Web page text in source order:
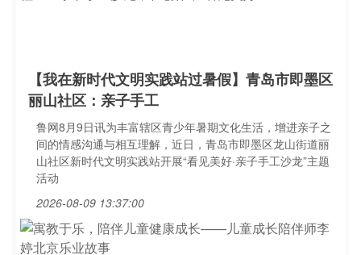
【我在新时代文明实践站过暑假】青岛市即墨区
丽山社区：亲子手工
鲁网8月9日讯为丰富辖区青少年暑期文化生活，增进亲子之
间的情感沟通与相互理解，近日，青岛市即墨区龙山街道丽
山社区新时代文明实践站开展“看见美好·亲子手工沙龙”主题
活动
2026-08-09 13:37:00